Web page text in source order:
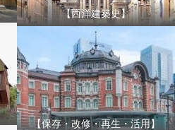
【西洋建築史】
【保存・改修・再生・活用】